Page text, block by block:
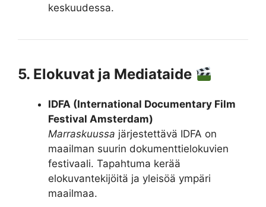
keskuudessa.
5. Elokuvat ja Mediataide
IDFA (International Documentary Film
Festival Amsterdam)
Marraskuussa järjestettävä IDFA on
maailman suurin dokumenttielokuvien
festivaali. Tapahtuma kerää
elokuvantekijöitä ja yleisöä ympäri
maailmaa.